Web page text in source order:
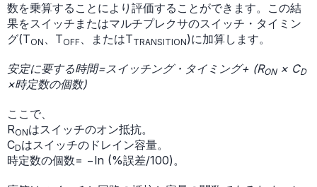
数を乗算することにより評価することができます。この結
果をスイッチまたはマルチプレクサのスイッチ・タイミン
グ(TON 、TOFF 、またはTTRANSITION)に加算します。
安定に要する時間=スイッチング・タイミング+ (RON× CD
×時定数の個数)
ここで、
RONはスイッチのオン抵抗。
CDはスイッチのドレイン容量。
時定数の個数= −ln (%誤差/100)。